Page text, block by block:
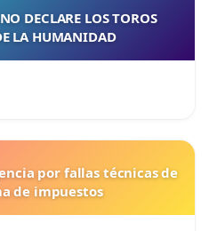
DECLARE LOS TOROS
LA HUMANIDAD
por fallas técnicas de
de impuestos